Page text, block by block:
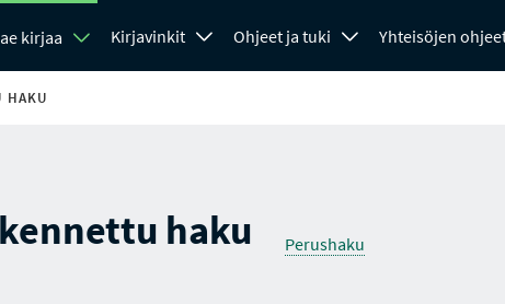
kirjaa Kirjavinkit Ohjeet ja tuki Yhteisöjen
HAKU
haku Perushaku